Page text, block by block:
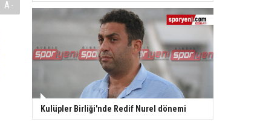
A-
Kulüpler Birliği'nde Redif Nurel dönemi